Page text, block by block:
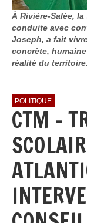
À Rivière-Salée,
conduite avec
Joseph, a fait
concrète,
réalité du territoire.
POLITIQUE
CTM -